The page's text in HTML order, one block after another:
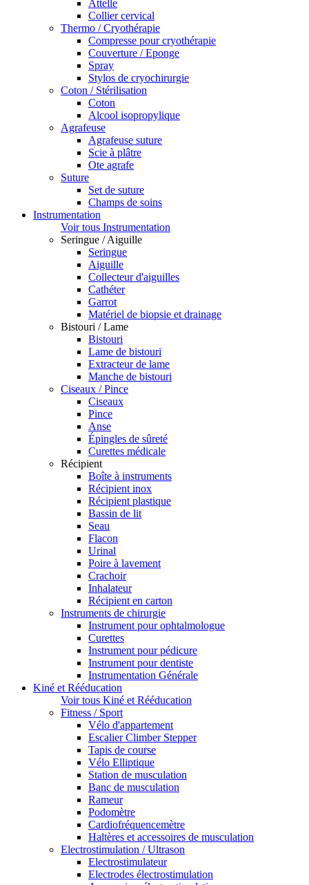
Attelle
Collier cervical
Thermo / Cryothérapie
Compresse pour cryothérapie
Couverture / Eponge
Spray
Stylos de cryochirurgie
Coton / Stérilisation
Coton
Alcool isopropylique
Agrafeuse
Agrafeuse suture
Scie à plâtre
Ote agrafe
Suture
Set de suture
Champs de soins
Instrumentation
Voir tous Instrumentation
Seringue / Aiguille
Seringue
Aiguille
Collecteur d'aiguilles
Cathéter
Garrot
Matériel de biopsie et drainage
Bistouri / Lame
Bistouri
Lame de bistouri
Extracteur de lame
Manche de bistouri
Ciseaux / Pince
Ciseaux
Pince
Anse
Épingles de sûreté
Curettes médicale
Récipient
Boîte à instruments
Récipient inox
Récipient plastique
Bassin de lit
Seau
Flacon
Urinal
Poire à lavement
Crachoir
Inhalateur
Récipient en carton
Instruments de chirurgie
Instrument pour ophtalmologue
Curettes
Instrument pour pédicure
Instrument pour dentiste
Instrumentation Générale
Kiné et Rééducation
Voir tous Kiné et Rééducation
Fitness / Sport
Vélo d'appartement
Escalier Climber Stepper
Tapis de course
Vélo Elliptique
Station de musculation
Banc de musculation
Rameur
Podomètre
Cardiofréquencemètre
Haltères et accessoires de musculation
Electrostimulation / Ultrason
Electrostimulateur
Electrodes électrostimulation